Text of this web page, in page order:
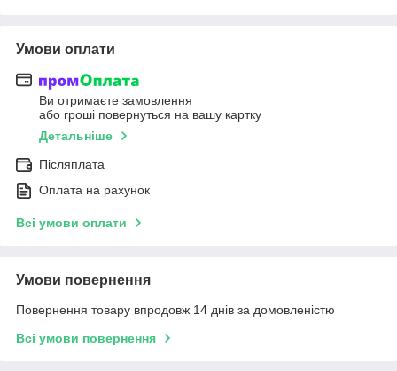
Умови оплати
Ви отримаєте замовлення
або гроші повернуться на вашу картку
Детальніше
Післяплата
Оплата на рахунок
Всі умови оплати
Умови повернення
Повернення товару впродовж 14 днів за домовленістю
Всі умови повернення